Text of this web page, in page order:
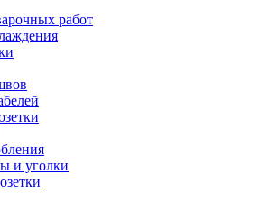
работ
и уголки